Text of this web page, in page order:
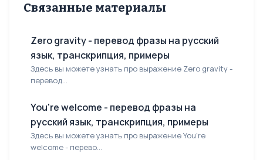
Связанные материалы
Zero gravity - перевод фразы на русский
язык, транскрипция, примеры
Здесь вы можете узнать про выражение Zero gravity -
перевод...
You're welcome - перевод фразы на
русский язык, транскрипция, примеры
Здесь вы можете узнать про выражение You're
welcome - перево...